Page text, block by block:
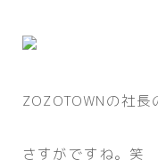
ZOZOTOWNの社長
さすがですね。笑